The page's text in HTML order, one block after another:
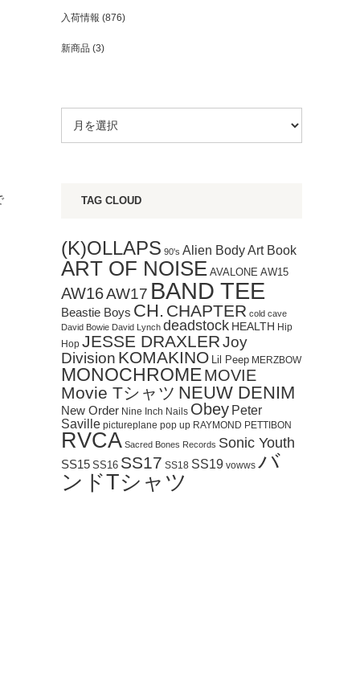
入荷情報 (876)
新商品 (3)
TAG CLOUD
(K)OLLAPS 90's Alien BodyArt Book
ART OF NOISE AVALONE AW15
AW16AW17 BAND TEE
Beastie Boys CH. CHAPTER cold cave
David Bowie David Lynch deadstock HEALTH Hip
Hop JESSE DRAXLERJoy
Division KOMAKINO Lil Peep MERZBOW
MONOCHROMEMOVIE
Movie Tシャツ NEUW DENIM
New Order Nine Inch Nails Obey Peter
Saville pictureplane pop up RAYMOND PETTIBON
RVCA Sacred Bones Records Sonic Youth
SS15 SS16 SS17 SS18 SS19 vowws バ
ンドTシャツ